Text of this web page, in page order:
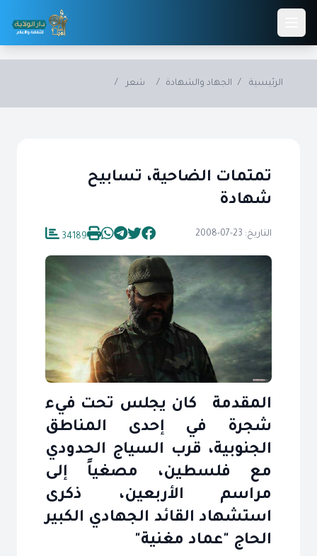
Skip to main content
الرئيسية / الجهاد والشهادة / شعر /
تمتمات الضاحية، تسابيح
شهادة
التاريخ: 23-07-2008 34189
المقدمة كان يجلس تحت فيء
شجرة في إحدى المناطق
الجنوبية، قرب السياج الحدودي
مع فلسطين، مصغياً إلى
مراسم الأربعين، ذكرى
استشهاد القائد الجهادي الكبير
الحاج "عماد مغنية"